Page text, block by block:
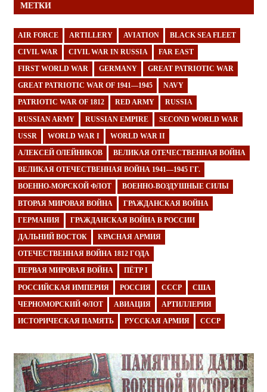
МЕТКИ
AIR FORCE ARTILLERY AVIATION BLACK SEA FLEET
CIVIL WAR CIVIL WAR IN RUSSIA FAR EAST
FIRST WORLD WAR GERMANY GREAT PATRIOTIC WAR
GREAT PATRIOTIC WAR OF 1941—1945 NAVY
PATRIOTIC WAR OF 1812 RED ARMY RUSSIA
RUSSIAN ARMY RUSSIAN EMPIRE SECOND WORLD WAR
USSR WORLD WAR I WORLD WAR II
АЛЕКСЕЙ ОЛЕЙНИКОВ ВЕЛИКАЯ ОТЕЧЕСТВЕННАЯ ВОЙНА
ВЕЛИКАЯ ОТЕЧЕСТВЕННАЯ ВОЙНА 1941—1945 ГГ.
ВОЕННО-МОРСКОЙ ФЛОТ ВОЕННО-ВОЗДУШНЫЕ СИЛЫ
ВТОРАЯ МИРОВАЯ ВОЙНА ГРАЖДАНСКАЯ ВОЙНА
ГЕРМАНИЯ ГРАЖДАНСКАЯ ВОЙНА В РОССИИ
ДАЛЬНИЙ ВОСТОК КРАСНАЯ АРМИЯ
ОТЕЧЕСТВЕННАЯ ВОЙНА 1812 ГОДА
ПЕРВАЯ МИРОВАЯ ВОЙНА ПЁТР I
РОССИЙСКАЯ ИМПЕРИЯ РОССИЯ СССР США
ЧЕРНОМОРСКИЙ ФЛОТ АВИАЦИЯ АРТИЛЛЕРИЯ
ИСТОРИЧЕСКАЯ ПАМЯТЬ РУССКАЯ АРМИЯ СССР